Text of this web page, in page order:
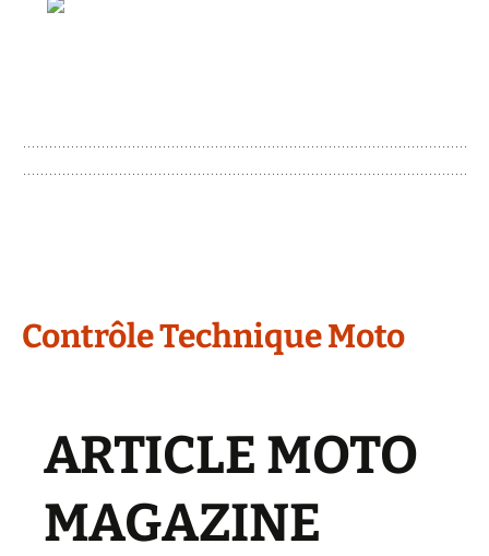
Contrôle Technique Moto
ARTICLE MOTO
MAGAZINE